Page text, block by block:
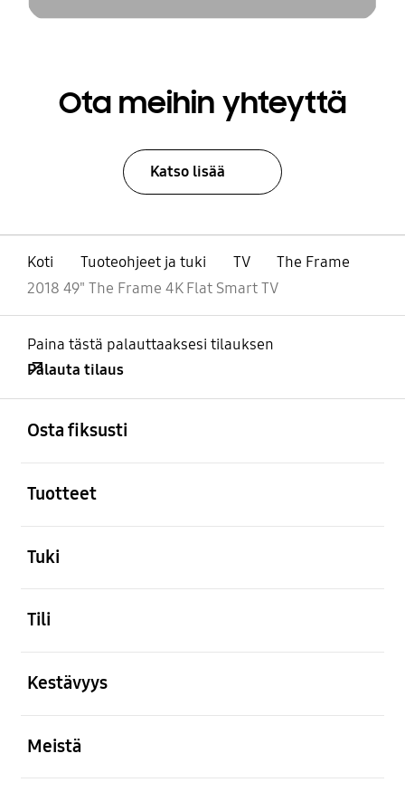
Ota meihin yhteyttä
Katso lisää
Koti Tuoteohjeet ja tuki TV
The Frame
2018 49" The Frame 4K Flat Smart TV
Paina tästä palauttaaksesi tilauksen
Palauta tilaus
Osta fiksusti
Tuotteet
Tuki
Tili
Kestävyys
Meistä